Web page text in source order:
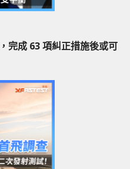
完成 63 項糾正措施後或可